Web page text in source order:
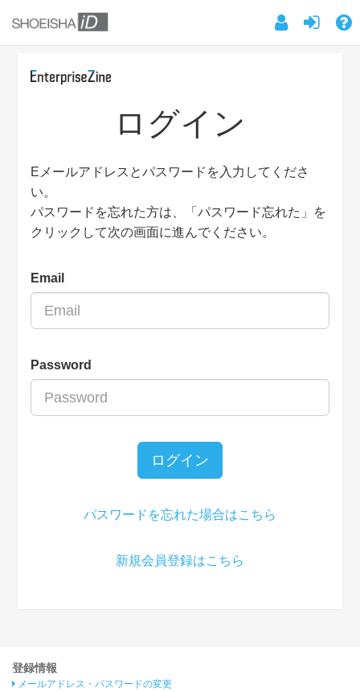
ログイン
Eメールアドレスとパスワードを入力してくださ
い。
パスワードを忘れた方は、「パスワード忘れた」を
クリックして次の画面に進んでください。
Email
Password
ログイン
パスワードを忘れた場合はこちら
新規会員登録はこちら
登録情報
メールアドレス・パスワードの変更